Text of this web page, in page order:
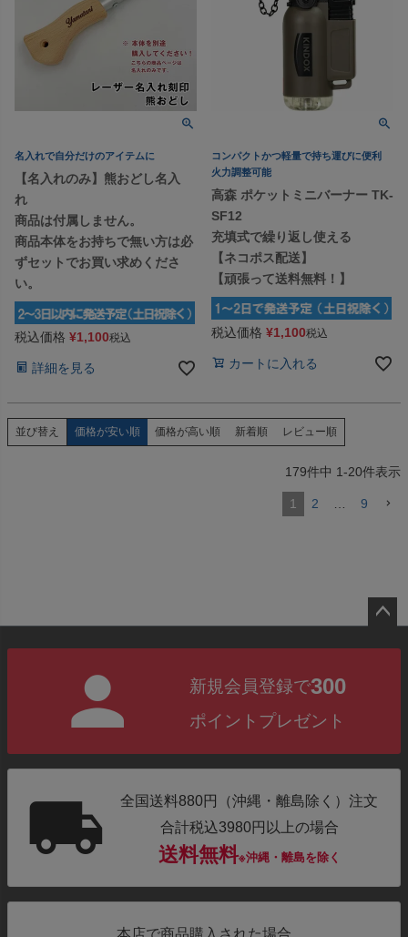
名入れで自分だけのアイテムに
【名入れのみ】熊おどし名入
れ
商品は付属しません。
商品本体をお持ちで無い方は必
ずセットでお買い求めくださ
い。
税込価格 ¥1,100税込
詳細を見る
コンパクトかつ軽量で持ち運びに便利
火力調整可能
高森 ポケットミニバーナー TK-
SF12
充填式で繰り返し使える
【ネコポス配送】
【頑張って送料無料！】
税込価格 ¥1,100税込
カートに入れる
並び替え 価格が安い順 価格が高い順 新着順 レビュー順
179件中 1-20件表示
1 2 9
新規会員登録で300
ポイントプレゼント
全国送料880円（沖縄・離島除く）注文
合計税込3980円以上の場合
送料無料※沖縄・離島を除く